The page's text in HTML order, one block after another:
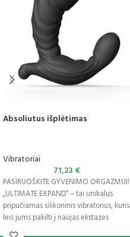
Absoliutus išplėtimas
Vibratoriai
71,23 €
PASIRUOŠKITE GYVENIMO ORGAZMUI!
„ULTIMATE EXPAND“ – tai unikalus
pripučiamas silikoninis vibratorius, kuris
leis jums pakilti į naujas ekstazės
aukštumas. Pagerinkite